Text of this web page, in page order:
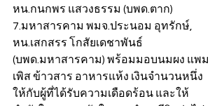
หน.กนกพร แสวงธรรม (บพด.ตาก)
7.มหาสารคาม พมจ.ประนอม อุทรักษ์,
หน.เสกสรร โกสัยเดชาพันธ์
(บพด.มหาสารคาม) พร้อมมอบนมผง แพม
เพิส ข้าวสาร อาหารแห้ง เงินจำนวนหนึ่ง
ให้กับผู้ที่ได้รับความเดือดร้อน และให้